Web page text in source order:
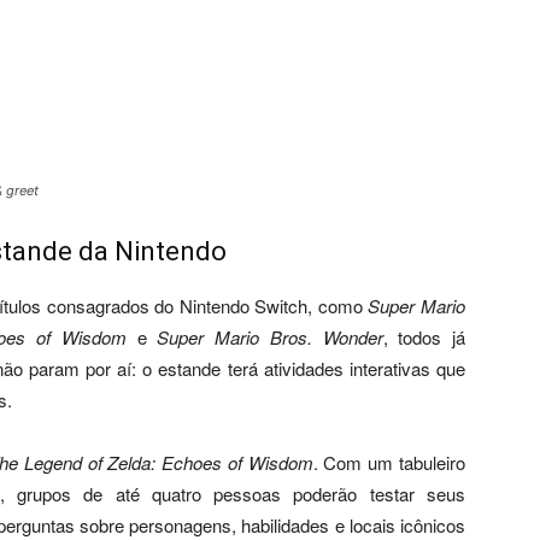
greet
da Nintendo
consagrados do Nintendo Switch, comoSuper Mario
of Wisdom eSuper Mario Bros. Wonder, todos já
param por aí: o estande terá atividades interativas que
Legend of Zelda: Echoes of Wisdom. Com um tabuleiro
de até quatro pessoas poderão testar seus
sobre personagens, habilidades e locais icônicos